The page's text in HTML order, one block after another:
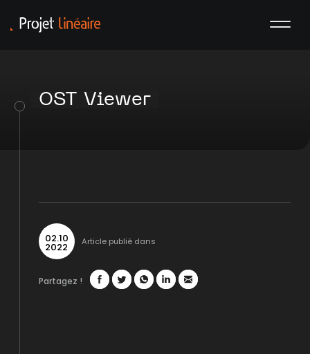
OST Viewer
02.10
2022 Article publié dans
Partagez !